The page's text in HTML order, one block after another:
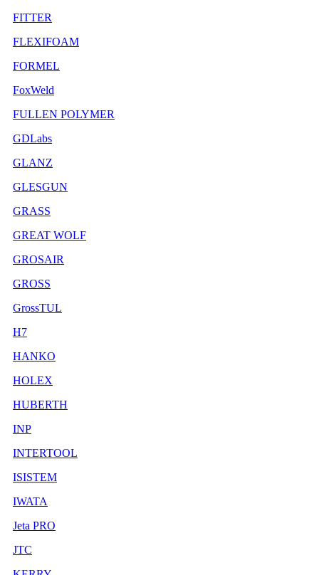
FITTER
FLEXIFOAM
FORMEL
FoxWeld
FULLEN POLYMER
GDLabs
GLANZ
GLESGUN
GRASS
GREAT WOLF
GROSAIR
GROSS
GrossTUL
H7
HANKO
HOLEX
HUBERTH
INP
INTERTOOL
ISISTEM
IWATA
Jeta PRO
JTC